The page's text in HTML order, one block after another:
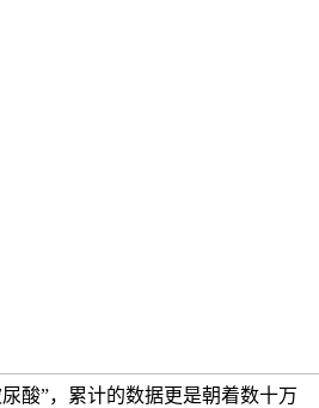
酸”，累计的数据更是朝着数十万